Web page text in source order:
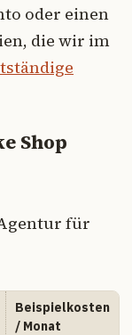
oder einen
die wir im
Shop
für
Beispielkosten
/ Monat